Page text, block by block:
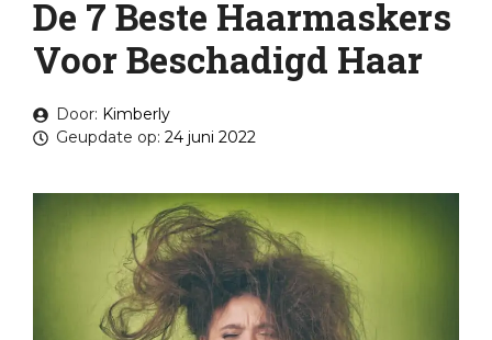
De 7 Beste Haarmaskers
Voor Beschadigd Haar
Door: Kimberly
Geupdate op: 24 juni 2022